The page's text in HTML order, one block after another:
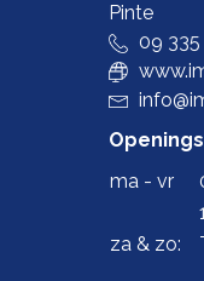
Pinte
09
ma - vr
za & zo: